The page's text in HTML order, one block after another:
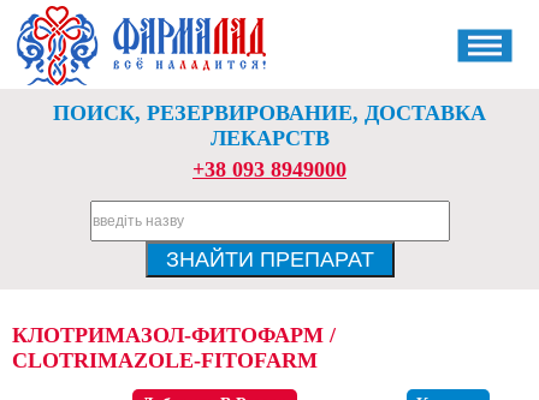
ПОИСК, РЕЗЕРВИРОВАНИЕ, ДОСТАВКА
ЛЕКАРСТВ
+38 093 8949000
КЛОТРИМАЗОЛ-ФИТОФАРМ /
CLOTRIMAZOLE-FITOFARM